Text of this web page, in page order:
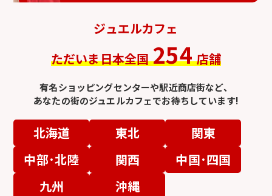
ジュエルカフェ
ただいま日本全国 254 店舗
有名ショッピングセンターや駅近商店街など、
あなたの街のジュエルカフェでお待ちしています!
北海道 東北
関東
中部･北陸
関西
中国･四国
九州
沖縄